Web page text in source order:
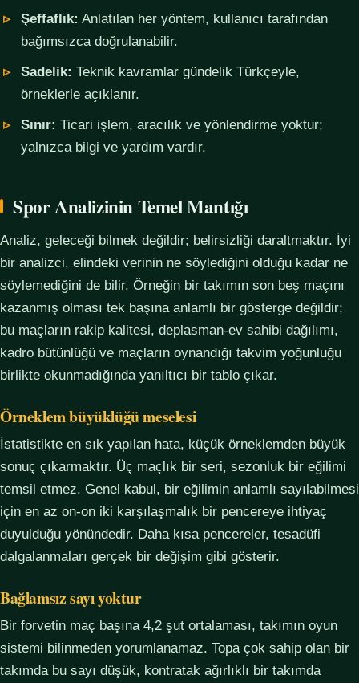
Şeffaflık: Anlatılan her yöntem, kullanıcı tarafından
bağımsızca doğrulanabilir.
Sadelik: Teknik kavramlar gündelik Türkçeyle,
örneklerle açıklanır.
Sınır: Ticari işlem, aracılık ve yönlendirme yoktur;
yalnızca bilgi ve yardım vardır.
Spor Analizinin Temel Mantığı
Analiz, geleceği bilmek değildir; belirsizliği daraltmaktır. İyi
bir analizci, elindeki verinin ne söylediğini olduğu kadar ne
söylemediğini de bilir. Örneğin bir takımın son beş maçını
kazanmış olması tek başına anlamlı bir gösterge değildir;
bu maçların rakip kalitesi, deplasman-ev sahibi dağılımı,
kadro bütünlüğü ve maçların oynandığı takvim yoğunluğu
birlikte okunmadığında yanıltıcı bir tablo çıkar.
Örneklem büyüklüğü meselesi
İstatistikte en sık yapılan hata, küçük örneklemden büyük
sonuç çıkarmaktır. Üç maçlık bir seri, sezonluk bir eğilimi
temsil etmez. Genel kabul, bir eğilimin anlamlı sayılabilmesi
için en az on-on iki karşılaşmalık bir pencereye ihtiyaç
duyulduğu yönündedir. Daha kısa pencereler, tesadüfi
dalgalanmaları gerçek bir değişim gibi gösterir.
Bağlamsız sayı yoktur
Bir forvetin maç başına 4,2 şut ortalaması, takımın oyun
sistemi bilinmeden yorumlanamaz. Topa çok sahip olan bir
takımda bu sayı düşük, kontratak ağırlıklı bir takımda